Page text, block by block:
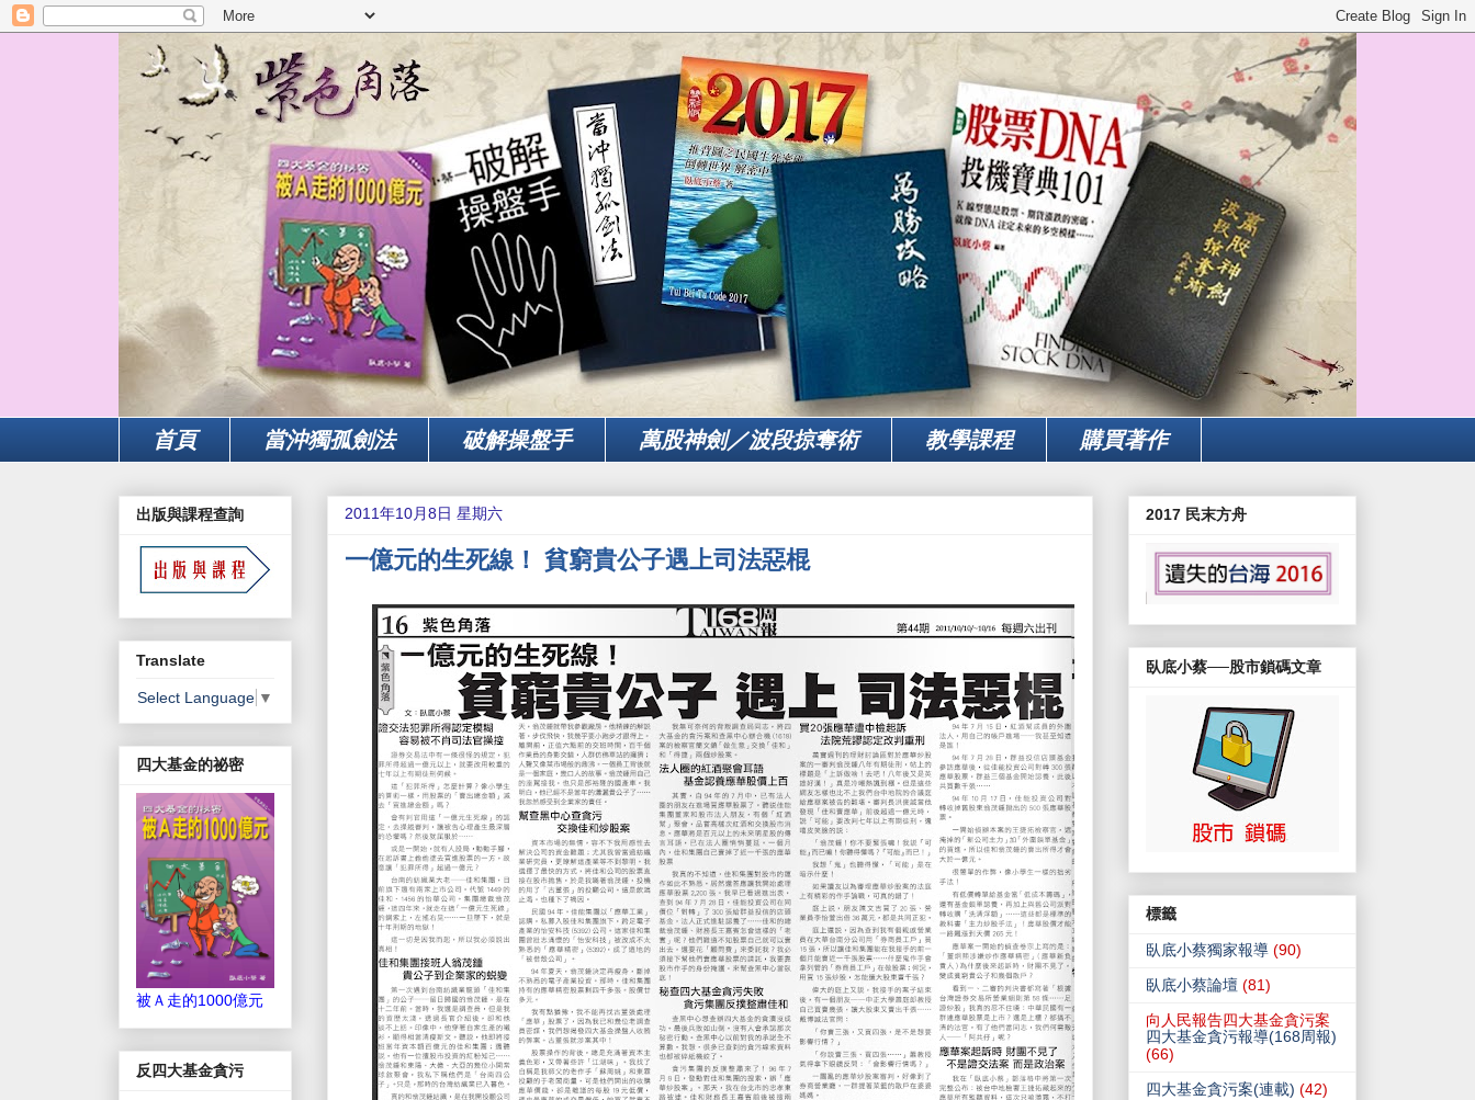
首頁 當沖獨孤劍法 破解操盤手 萬股神劍／波段掠奪術 教學課程 購買著作
2011年10月8日 星期六
一億元的生死線！ 貧窮貴公子遇上司法惡棍
出版與課程查詢
Translate
Select Language ▼
四大基金的祕密
被Ａ走的1000億元
反四大基金貪污
2017 民末方舟
臥底小蔡──股市鎖碼文章
標籤
臥底小蔡獨家報導 (90)
臥底小蔡論壇 (81)
向人民報告四大基金貪污案
四大基金貪污報導(168周報)
(66)
四大基金貪污案(連載) (42)